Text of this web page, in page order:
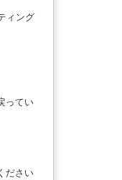
ィング
ってい
ださい